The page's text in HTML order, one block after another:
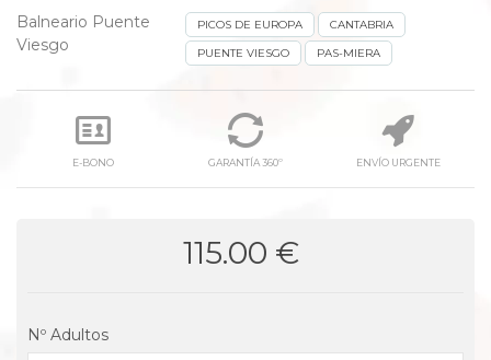
Balneario Puente
Viesgo
PICOS DE EUROPA
CANTABRIA
PUENTE VIESGO
PAS-MIERA
E-BONO GARANTÍA 360º ENVÍO URGENTE
115.00 €
Nº Adultos